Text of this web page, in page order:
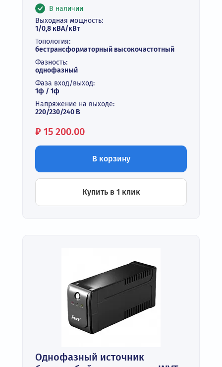
В наличии
Выходная мощность:
1/0,8 кВА/кВт
Топология:
бестрансформаторный высокочастотный
Фазность:
однофазный
Фаза вход/выход:
1ф / 1ф
Напряжение на выходе:
220/230/240 В
Цена:
₽ 15 200.00
В корзину
Купить в 1 клик
Однофазный источник